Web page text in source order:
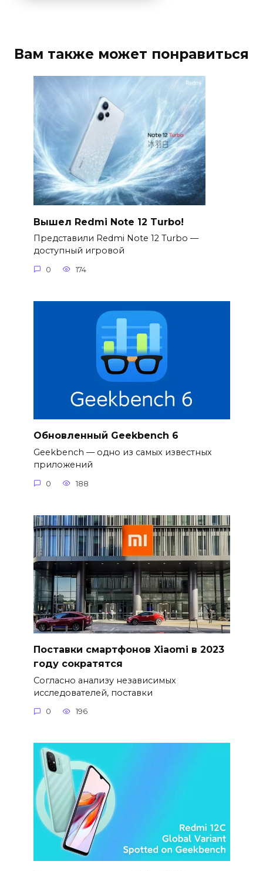
Вам также может понравиться
Вышел Redmi Note 12 Turbo!
Представили Redmi Note 12 Turbo —
доступный игровой
0 174
Обновленный Geekbench 6
Geekbench — одно из самых известных
приложений
0 188
Поставки смартфонов Xiaomi в 2023
году сократятся
Согласно анализу независимых
исследователей, поставки
0 196